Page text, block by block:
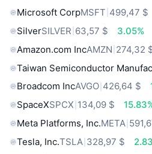
Microsoft CorpMSFT 499,47 $
SilverSILVER 63,57 $
3.05%
Amazon.com IncAMZN 274,32
Taiwan Semiconductor
Broadcom IncAVGO 426,64 $
SpaceXSPCX 134,09 $
Meta Platforms, Inc.META
Tesla, Inc.TSLA 328,97 $